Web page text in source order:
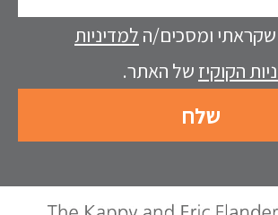
ומסכים/ה למדיניות
הקוקיז של האתר.
שלח